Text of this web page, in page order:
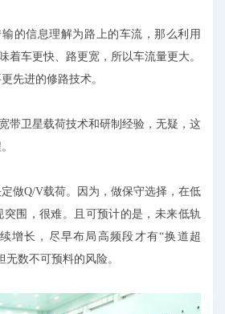
的信息理解为路上的车流，那么利用
着车更快、路更宽，所以车流量更大。
先进的修路技术。
带卫星载荷技术和研制经验，无疑，这
做Q/V载荷。因为，做保守选择，在低
围，很难。且可预计的是，未来低轨
增长，尽早布局高频段才有“换道超
数不可预料的风险。